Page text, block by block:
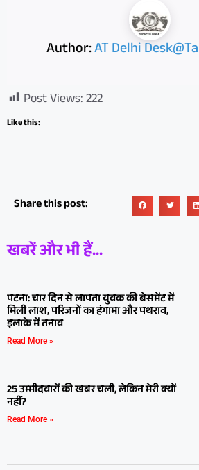
Author:AT Delhi
Post Views:222
Like this:
Share this post:
खबरें और भी हैं...
पटना: चार दिन से लापता युवक की बेसमेंट में
मिली लाश, परिजनों का हंगामा और पथराव,
इलाके में तनाव
Read More »
25 उम्मीदवारों की खबर चली, लेकिन मेरी क्यों
नहीं?
Read More »